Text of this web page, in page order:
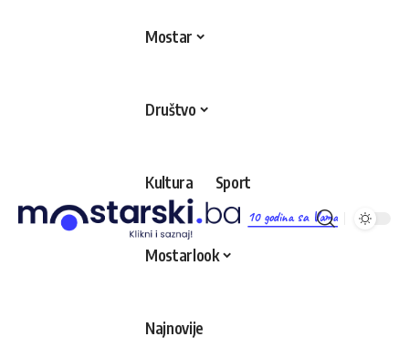
10 godina sa Vama
Mostar
Društvo
Kultura Sport
Mostarlook
Najnovije